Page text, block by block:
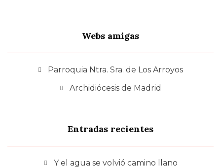
Webs amigas
Parroquia Ntra. Sra. de Los Arroyos
Archidiócesis de Madrid
Entradas recientes
Y el agua se volvió camino llano